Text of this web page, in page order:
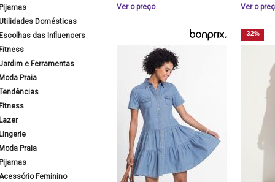
Domésticas
das Influencers
e Ferramentas
Praia
Praia
Feminino
Ver o preço Ver o
-32%